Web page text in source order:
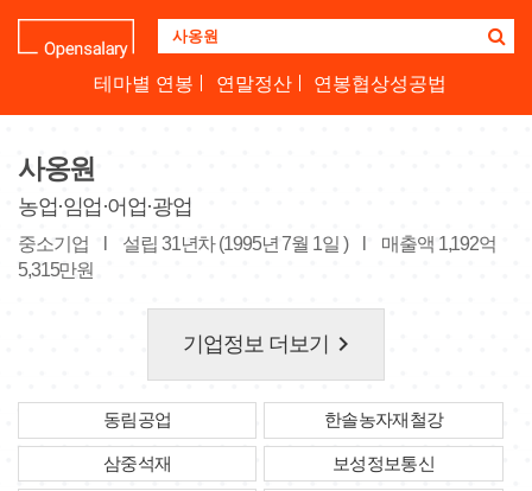
업
명
세
요
테마별 연봉 연말정산 연봉협상성공법
사옹원
농업·임업·어업·광업
중소기업 설립 31년차 (1995년 7월 1일 )
매출액 1,192억
5,315만원
기업정보 더보기 keyboard_arrow_right
동림공업 한솔농자재철강
삼중석재 보성정보통신